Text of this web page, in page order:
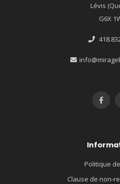
Lévis
G6X
Politique
Clause de non-